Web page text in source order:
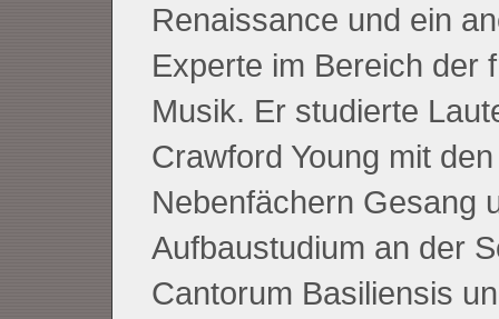
Renaissance und ein
Experte im Bereich der
Musik. Er studierte
Crawford Young mit den
Nebenfächern Gesang
Aufbaustudium an der
Cantorum Basiliensis